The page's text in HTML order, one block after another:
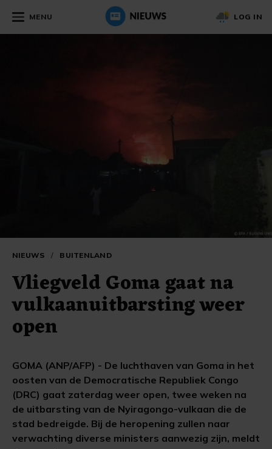
MENU LOG IN
NIEUWS / BUITENLAND
Vliegveld Goma gaat na
vulkaanuitbarsting weer
open
GOMA (ANP/AFP) - De luchthaven van Goma in het
oosten van de Democratische Republiek Congo
(DRC) gaat zaterdag weer open, twee weken na
de uitbarsting van de Nyiragongo-vulkaan die de
stad bedreigde. Bij de heropening zullen naar
verwachting diverse ministers aanwezig zijn, meldt